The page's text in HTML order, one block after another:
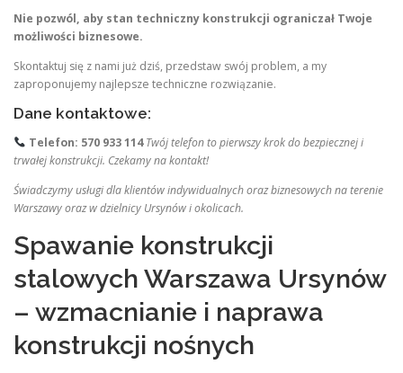
Nie pozwól, aby stan techniczny konstrukcji ograniczał Twoje
możliwości biznesowe.
Skontaktuj się z nami już dziś, przedstaw swój problem, a my
zaproponujemy najlepsze techniczne rozwiązanie.
Dane kontaktowe:
Telefon: 570 933 114 Twój telefon to pierwszy krok do bezpiecznej i
trwałej konstrukcji. Czekamy na kontakt!
Świadczymy usługi dla klientów indywidualnych oraz biznesowych na terenie
Warszawy oraz w dzielnicy Ursynów i okolicach.
Spawanie konstrukcji
stalowych Warszawa Ursynów
– wzmacnianie i naprawa
konstrukcji nośnych